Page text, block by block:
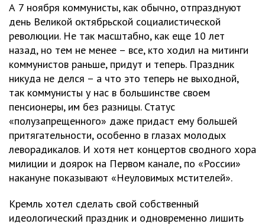
А 7 ноября коммунисты, как обычно, отпразднуют
день Великой октябрьской социалистической
революции. Не так масштабно, как еще 10 лет
назад, но тем не менее – все, кто ходил на митинги
коммунистов раньше, придут и теперь. Праздник
никуда не делся – а что это теперь не выходной,
так коммунисты у нас в большинстве своем
пенсионеры, им без разницы. Статус
«полузапрещенного» даже придаст ему большей
притягательности, особенно в глазах молодых
леворадикалов. И хотя нет концертов сводного хора
милиции и доярок на Первом канале, по «России»
накануне показывают «Неуловимых мстителей».
Кремль хотел сделать свой собственный
идеологический праздник и одновременно лишить